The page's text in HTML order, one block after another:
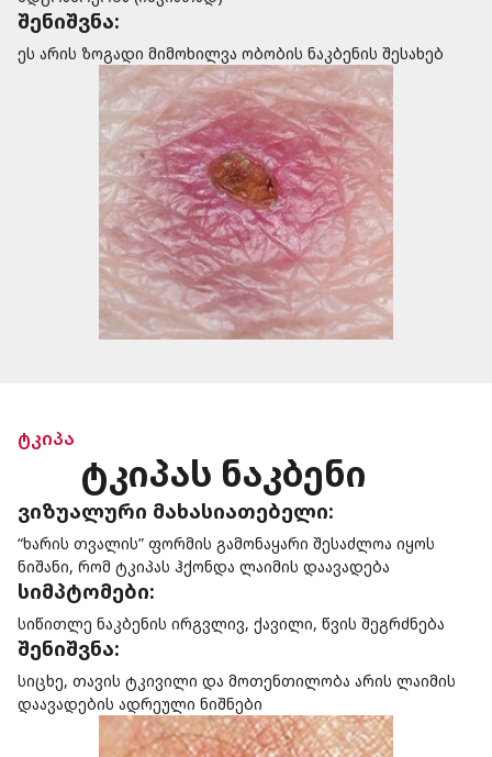
შენიშვნა:
ეს არის ზოგადი მიმოხილვა ობობის ნაკბენის შესახებ
ტკიპა
ტკიპას ნაკბენი
ვიზუალური მახასიათებელი:
“ხარის თვალის” ფორმის გამონაყარი შესაძლოა იყოს
ნიშანი, რომ ტკიპას ჰქონდა ლაიმის დაავადება
სიმპტომები:
სიწითლე ნაკბენის ირგვლივ, ქავილი, წვის შეგრძნება
შენიშვნა:
სიცხე, თავის ტკივილი და მოთენთილობა არის ლაიმის
დაავადების ადრეული ნიშნები